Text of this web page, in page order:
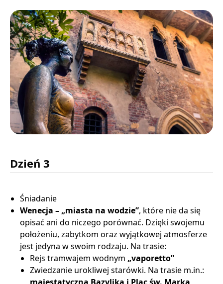
Dzień 3
Śniadanie
Wenecja – „miasta na wodzie”, które nie da się
opisać ani do niczego porównać. Dzięki swojemu
położeniu, zabytkom oraz wyjątkowej atmosferze
jest jedyna w swoim rodzaju. Na trasie:
Rejs tramwajem wodnym „vaporetto”
Zwiedzanie urokliwej starówki. Na trasie m.in.: